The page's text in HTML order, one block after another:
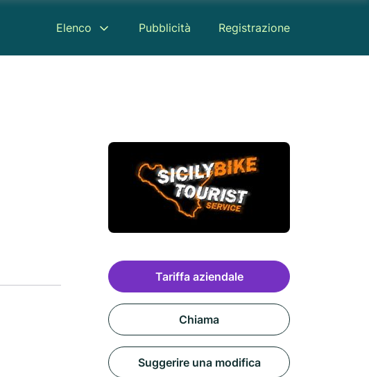
Elenco Pubblicità Registrazione
Tariffa aziendale
Chiama
Suggerire una modifica